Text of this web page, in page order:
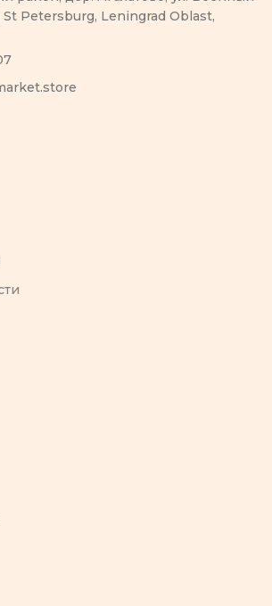
St Petersburg, Leningrad Oblast,